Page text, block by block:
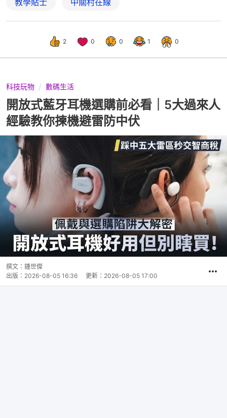
教學貼士 中關村在線
2 0 0 1 0
科技玩物 數碼生活
開放式藍牙耳機選購前必看｜5大過來人
經驗教你揀機避雷防中伏
撰文： 鍾世傑
出版： 2026-08-05 16:36 更新： 2026-08-05 17:00